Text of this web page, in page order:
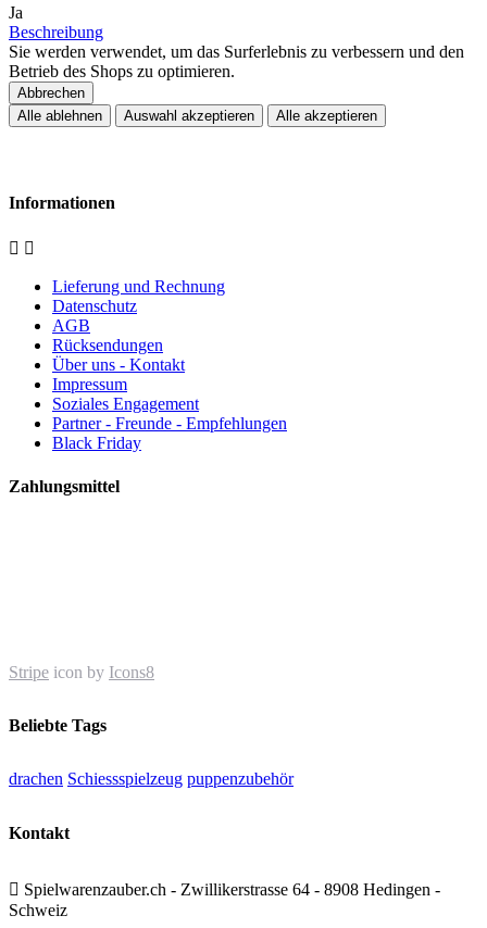
Ja
Beschreibung
Sie werden verwendet, um das Surferlebnis zu verbessern und den
Betrieb des Shops zu optimieren.
Abbrechen
Alle ablehnen
Auswahl akzeptieren Alle akzeptieren
Informationen
 
Lieferung und Rechnung
Datenschutz
AGB
Rücksendungen
Über uns - Kontakt
Impressum
Soziales Engagement
Partner - Freunde - Empfehlungen
Black Friday
Zahlungsmittel
Stripe icon by Icons8
Beliebte Tags
drachen Schiessspielzeug puppenzubehör
Kontakt
 Spielwarenzauber.ch - Zwillikerstrasse 64 - 8908 Hedingen -
Schweiz